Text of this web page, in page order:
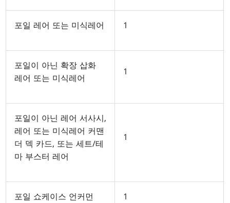
포일 레어 또는 미식레어 1
포일이 아닌 확장 삽화
레어 또는 미식레어
1
포일이 아닌 레어 서사시,
레어 또는 미식레어 커맨
더 덱 카드, 또는 세트/테
마 부스터 레어
1
포일 쇼케이스 언커먼 1